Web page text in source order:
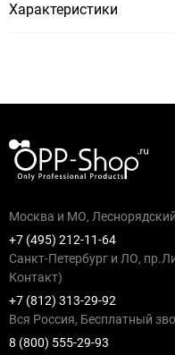
Характеристики
Москва и МО,
+7 (495) 212-11-64
Санкт-Петербург и ЛО,
Контакт)
+7 (812) 313-29-92
Вся Россия, Бесплатный
8 (800) 555-29-93